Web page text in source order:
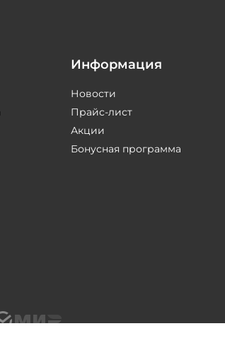
Информация
Новости
Прайс-лист
Акции
Бонусная программа